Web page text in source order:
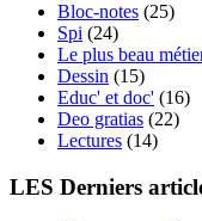
Bloc-notes (25)
Spi (24)
Le plus beau
Dessin (15)
Educ' et doc' (16)
Deo gratias (22)
Lectures (14)
LES Derniers